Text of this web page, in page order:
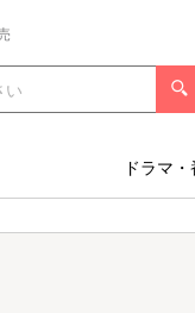
ドラマ